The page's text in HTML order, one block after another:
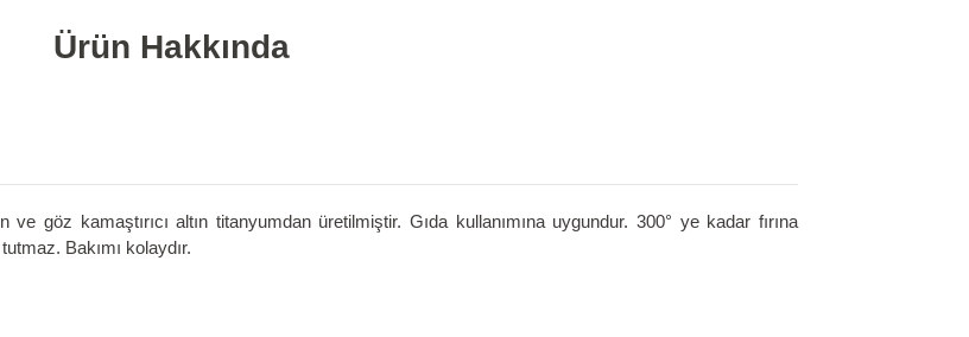
Ürün Hakkında
göz kamaştırıcı altın titanyumdan üretilmiştir. Gıda kullanımına uygundur. 300° ye kadar fırına
Bakımı kolaydır.